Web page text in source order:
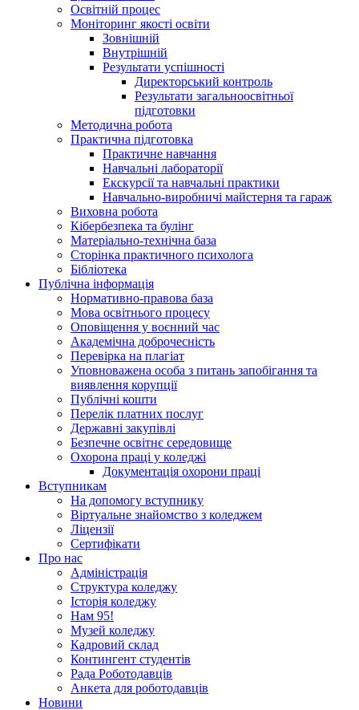
Освітній процес
Моніторинг якості освіти
Зовнішній
Внутрішній
Результати успішності
Директорський контроль
Результати загальноосвітньої
підготовки
Методична робота
Практична підготовка
Практичне навчання
Навчальні лабораторії
Екскурсії та навчальні практики
Навчально-виробничі майстерня та гараж
Виховна робота
Кібербезпека та булінг
Матеріально-технічна база
Сторінка практичного психолога
Бібліотека
Публічна інформація
Нормативно-правова база
Мова освітнього процесу
Оповіщення у воєнний час
Академічна доброчесність
Перевірка на плагіат
Уповноважена особа з питань запобігання та
виявлення корупції
Публічні кошти
Перелік платних послуг
Державні закупівлі
Безпечне освітнє середовище
Охорона праці у коледжі
Документація охорони праці
Вступникам
На допомогу вступнику
Віртуальне знайомство з коледжем
Ліцензії
Сертифікати
Про нас
Адміністрація
Структура коледжу
Історія коледжу
Нам 95!
Музей коледжу
Кадровий склад
Контингент студентів
Рада Роботодавців
Анкета для роботодавців
Новини